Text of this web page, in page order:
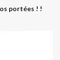
portées ! !